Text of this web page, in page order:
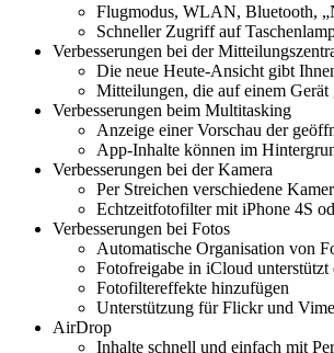
Flugmodus, WLAN, Bluetooth,
Schneller Zugriff auf
Verbesserungen bei der
Die neue Heute-Ansicht gibt
Mitteilungen, die auf einem Gerät
Verbesserungen beim Multitasking
Anzeige einer Vorschau der
App-Inhalte können im
Verbesserungen bei der Kamera
Per Streichen verschiedene
Echtzeitfotofilter mit iPhone 4S
Verbesserungen bei Fotos
Automatische Organisation von
Fotofreigabe in iCloud
Fotofiltereffekte hinzufügen
Unterstützung für Flickr und
AirDrop
Inhalte schnell und einfach mit